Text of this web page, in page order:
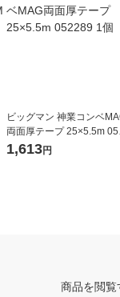
ビッグマン 神業コンベ
両面厚テープ 25×5.5m
89 1個
1,613円
商品を閲覧